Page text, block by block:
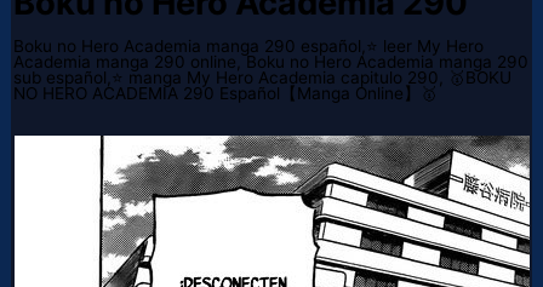
Boku no Hero Academia manga 290 español,⭐ leer My Hero
Academia manga 290 online, Boku no Hero Academia manga 290
sub español,⭐ manga My Hero Academia capitulo 290, 🥇BOKU
NO HERO ACADEMIA 290 Español【Manga Online】🥇